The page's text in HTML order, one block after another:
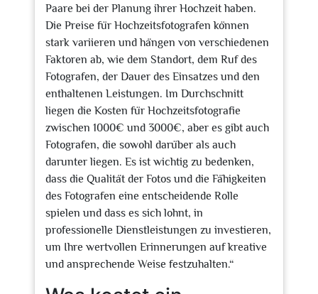
Paare bei der Planung ihrer Hochzeit haben.
Die Preise für Hochzeitsfotografen können
stark variieren und hängen von verschiedenen
Faktoren ab, wie dem Standort, dem Ruf des
Fotografen, der Dauer des Einsatzes und den
enthaltenen Leistungen. Im Durchschnitt
liegen die Kosten für Hochzeitsfotografie
zwischen 1000€ und 3000€, aber es gibt auch
Fotografen, die sowohl darüber als auch
darunter liegen. Es ist wichtig zu bedenken,
dass die Qualität der Fotos und die Fähigkeiten
des Fotografen eine entscheidende Rolle
spielen und dass es sich lohnt, in
professionelle Dienstleistungen zu investieren,
um Ihre wertvollen Erinnerungen auf kreative
und ansprechende Weise festzuhalten.“